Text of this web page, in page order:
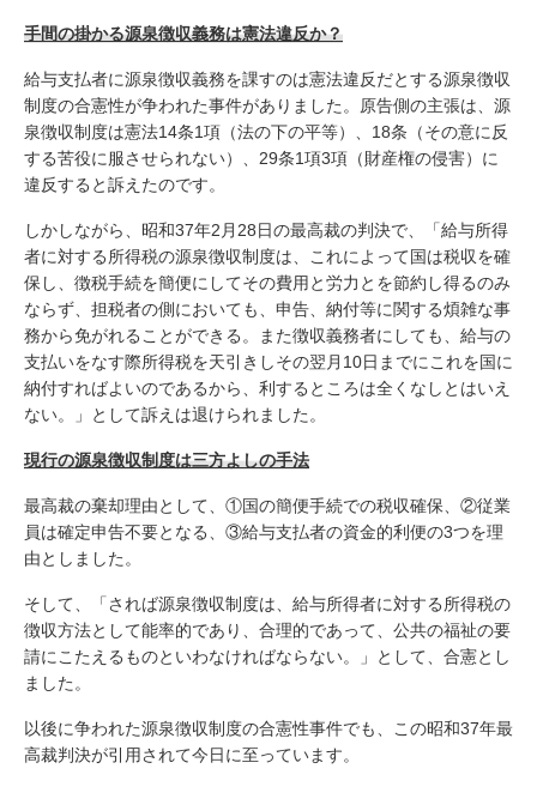
手間の掛かる源泉徴収義務は憲法違反か？
給与支払者に源泉徴収義務を課すのは憲法違反だとする源泉徴収
制度の合憲性が争われた事件がありました。原告側の主張は、源
泉徴収制度は憲法14条1項（法の下の平等）、18条（その意に反
する苦役に服させられない）、29条1項3項（財産権の侵害）に
違反すると訴えたのです。
しかしながら、昭和37年2月28日の最高裁の判決で、「給与所得
者に対する所得税の源泉徴収制度は、これによって国は税収を確
保し、徴税手続を簡便にしてその費用と労力とを節約し得るのみ
ならず、担税者の側においても、申告、納付等に関する煩雑な事
務から免がれることができる。また徴収義務者にしても、給与の
支払いをなす際所得税を天引きしその翌月10日までにこれを国に
納付すればよいのであるから、利するところは全くなしとはいえ
ない。」として訴えは退けられました。
現行の源泉徴収制度は三方よしの手法
最高裁の棄却理由として、①国の簡便手続での税収確保、②従業
員は確定申告不要となる、③給与支払者の資金的利便の3つを理
由としました。
そして、「されば源泉徴収制度は、給与所得者に対する所得税の
徴収方法として能率的であり、合理的であって、公共の福祉の要
請にこたえるものといわなければならない。」として、合憲とし
ました。
以後に争われた源泉徴収制度の合憲性事件でも、この昭和37年最
高裁判決が引用されて今日に至っています。